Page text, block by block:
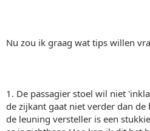
Nu zou ik graag wat tips willen
1. De passagier stoel wil niet
de zijkant gaat niet verder dan
de leuning versteller is een